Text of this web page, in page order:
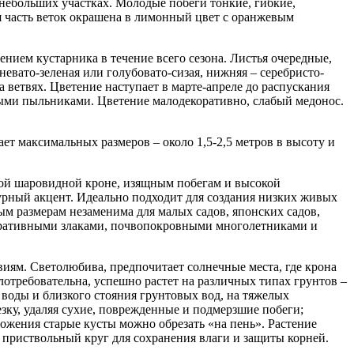
часть веток окрашена в лимонный цвет с оранжевым
кустарника в течение всего сезона. Листья очередные,
зеленая или голубовато-сизая, нижняя – серебристо-
Цветение наступает в марте-апреле до распускания
пыльниками. Цветение малодекоративно, слабый медонос.
максимальных размеров – около 1,5-2,5 метров в высоту и
шаровидной кроне, изящным побегам и высокой
акцент. Идеально подходит для создания низких живых
размерам незаменима для малых садов, японских садов,
злаками, почвопокровными многолетниками и
Светолюбива, предпочитает солнечные места, где крона
успешно растет на различных типах грунтов –
и близкого стояния грунтовых вод, на тяжелых
удаляя сухие, поврежденные и подмерзшие побеги;
старые кусты можно обрезать «на пень». Растение
круг для сохранения влаги и защиты корней.